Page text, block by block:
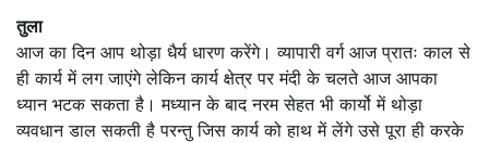
तुला
आज का दिन आप थोड़ा धैर्य धारण करेंगे। व्यापारी वर्ग आज प्रातः काल से
ही कार्य में लग जाएंगे लेकिन कार्य क्षेत्र पर मंदी के चलते आज आपका
ध्यान भटक सकता है। मध्यान के बाद नरम सेहत भी कार्यो में थोड़ा
व्यवधान डाल सकती है परन्तु जिस कार्य को हाथ में लेंगे उसे पूरा ही करके